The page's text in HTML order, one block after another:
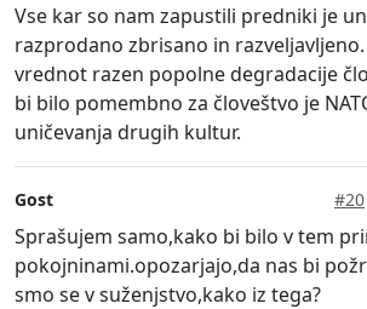
Vse kar so nam zapustili predniki je
razprodano zbrisano in
vrednot razen popolne degradacije
bi bilo pomembno za človeštvo je
uničevanja drugih kultur.
Gost #20
Sprašujem samo,kako bi bilo v tem
pokojninami.opozarjajo,da nas bi
smo se v suženjstvo,kako iz tega?